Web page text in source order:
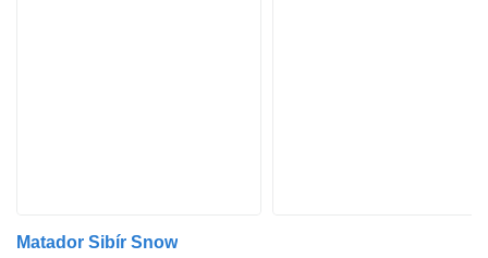
Matador Sibír Snow